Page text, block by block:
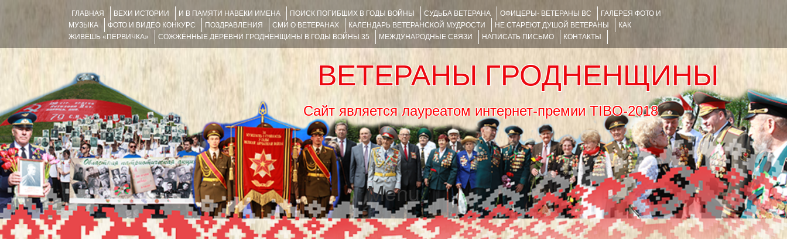
ГЛАВНАЯ ВЕХИ ИСТОРИИ И В ПАМЯТИ НАВЕКИ ИМЕНА ПОИСК ПОГИБШИХ В ГОДЫ ВОЙНЫ СУДЬБА ВЕТЕРАНА ОФИЦЕРЫ- ВЕТЕРАНЫ ВС
ГАЛЕРЕЯ ФОТО И
МУЗЫКА
ФОТО И ВИДЕО КОНКУРС ПОЗДРАВЛЕНИЯ СМИ О ВЕТЕРАНАХ КАЛЕНДАРЬ ВЕТЕРАНСКОЙ МУДРОСТИ НЕ СТАРЕЮТ ДУШОЙ ВЕТЕРАНЫ
КАК
ЖИВЁШЬ «ПЕРВИЧКА»
СОЖЖЁННЫЕ ДЕРЕВНИ ГРОДНЕНЩИНЫ В ГОДЫ ВОЙНЫ 35 МЕЖДУНАРОДНЫЕ СВЯЗИ НАПИСАТЬ ПИСЬМО КОНТАКТЫ
ВЕТЕРАНЫ ГРОДНЕНЩИНЫ
Сайт является лауреатом интернет-премии TIBO-2018
Menu
SKIP TO CONTENT